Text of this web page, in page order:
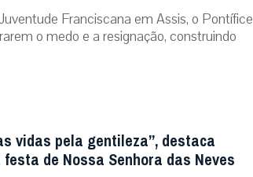
Franciscana em Assis, o Pontífice
o medo e a resignação, construindo
vidas pela gentileza”, destaca
de Nossa Senhora das Neves